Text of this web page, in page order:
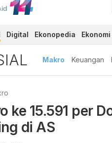
Digital Ekonopedia
Makro Keuangan
ke 15.591 per
di AS